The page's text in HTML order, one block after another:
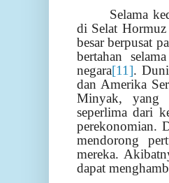
Selama
di Selat Hormuz
besar berpusat
bertahan
negara[11].
dan Amerika
Minyak, yang
seperlima dari
perekonomian.
mendorong
mereka.
dapat